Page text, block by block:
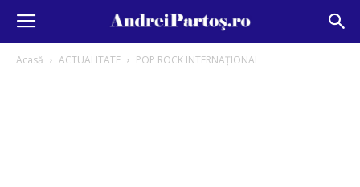
Acasă ACTUALITATE POP ROCK INTERNAȚIONAL